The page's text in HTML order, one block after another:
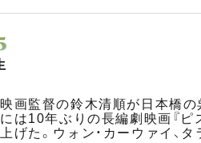
映画監督の鈴木清順が日本橋の
には10年ぶりの長編劇映画『ピ
上げた。ウォン・カーウァイ、